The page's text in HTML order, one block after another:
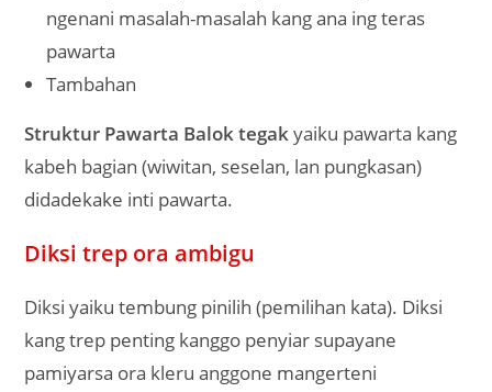
ngenani masalah-masalah kang ana ing teras
pawarta
Tambahan
Struktur Pawarta Balok tegakyaiku pawarta kang
kabeh bagian (wiwitan, seselan, lan pungkasan)
didadekake inti pawarta.
Diksi trep ora ambigu
Diksi yaiku tembung pinilih (pemilihan kata). Diksi
kang trep penting kanggo penyiar supayane
pamiyarsa ora kleru anggone mangerteni